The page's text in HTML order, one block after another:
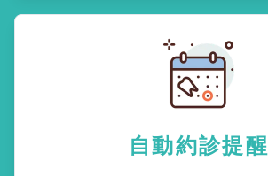
自動約診提醒